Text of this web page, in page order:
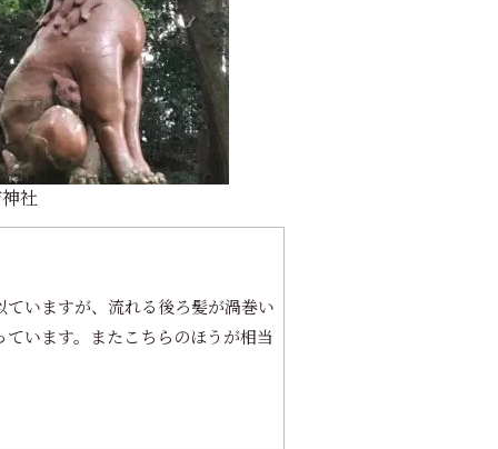
社
いますが、流れる後ろ髪が渦巻い
います。またこちらのほうが相当